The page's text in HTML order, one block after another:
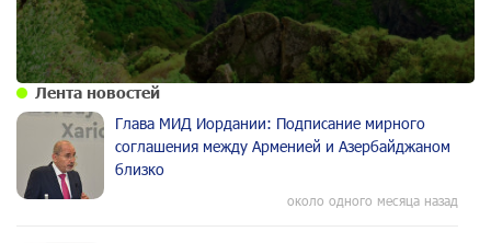
Лента новостей
Глава МИД Иордании: Подписание мирного
соглашения между Арменией и Азербайджаном
близко
около одного месяца назад